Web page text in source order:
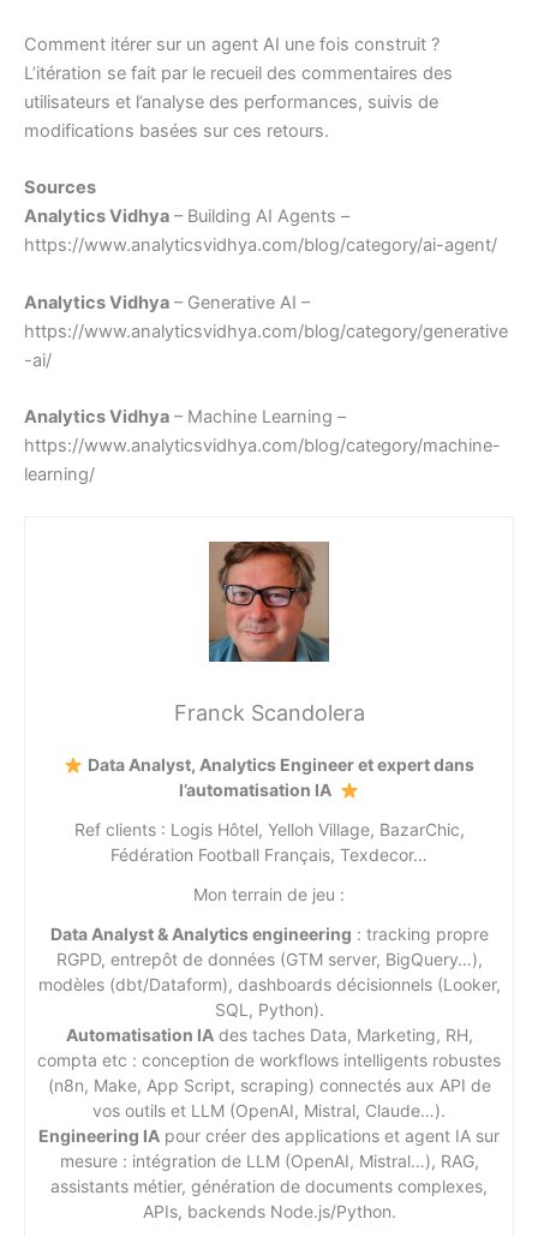
Comment itérer sur un agent AI une fois construit ?
L’itération se fait par le recueil des commentaires des
utilisateurs et l’analyse des performances, suivis de
modifications basées sur ces retours.
Sources
Analytics Vidhya – Building AI Agents –
https://www.analyticsvidhya.com/blog/category/ai-agent/
Analytics Vidhya – Generative AI –
https://www.analyticsvidhya.com/blog/category/generative
-ai/
Analytics Vidhya – Machine Learning –
https://www.analyticsvidhya.com/blog/category/machine-
learning/
Franck Scandolera
Data Analyst, Analytics Engineer et expert dans
l’automatisation IA
Ref clients : Logis Hôtel, Yelloh Village, BazarChic,
Fédération Football Français, Texdecor…
Mon terrain de jeu :
Data Analyst & Analytics engineering : tracking propre
RGPD, entrepôt de données (GTM server, BigQuery…),
modèles (dbt/Dataform), dashboards décisionnels (Looker,
SQL, Python).
Automatisation IAdes taches Data, Marketing, RH,
compta etc : conception de workflows intelligents robustes
(n8n, Make, App Script, scraping) connectés aux API de
vos outils et LLM (OpenAI, Mistral, Claude…).
Engineering IA pour créer des applications et agent IA sur
mesure : intégration de LLM (OpenAI, Mistral…), RAG,
assistants métier, génération de documents complexes,
APIs, backends Node.js/Python.